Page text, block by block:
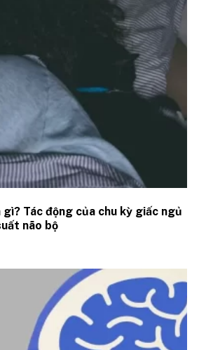
gì? Tác động của chu kỳ giấc ngủ
não bộ